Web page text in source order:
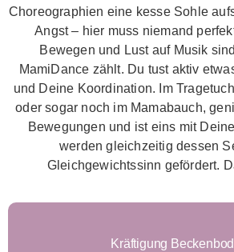
Choreographien eine kesse Sohle
Angst – hier muss niemand
Bewegen und Lust auf Musik
MamiDance zählt. Du tust aktiv
und Deine Koordination. Im
oder sogar noch im Mamabauch,
Bewegungen und ist eins mit
werden gleichzeitig dessen
Gleichgewichtssinn gefördert.
Kräftigung